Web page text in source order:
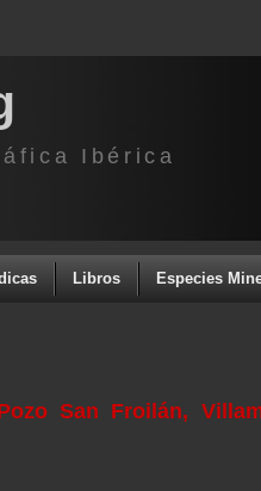
Ibérica
Libros Especies
San Froilán,